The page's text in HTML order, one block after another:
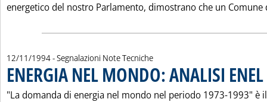
energetico del nostro Parlamento, dimostrano che un Comune
12/11/1994- Segnalazioni Note Tecniche
ENERGIA NEL MONDO: ANALISI
"La domanda di energia nel mondo nel periodo 1973-1993" è